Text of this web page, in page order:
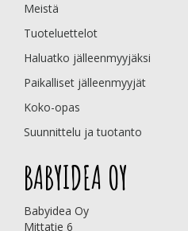
Meistä
Tuoteluettelot
Haluatko jälleenmyyjäksi
Paikalliset jälleenmyyjät
Koko-opas
Suunnittelu ja tuotanto
BABYIDEA OY
Babyidea Oy
Mittatie 6